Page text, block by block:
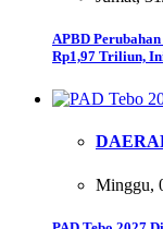
APBD
Rp1,97 Triliun,
Minggu,